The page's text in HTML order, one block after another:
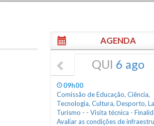
AGENDA
QUI 6 ago
09h00
Comissão de Educação, Ciência,
Tecnologia, Cultura, Desporto,
Turismo - - Visita técnica -
Avaliar as condições de